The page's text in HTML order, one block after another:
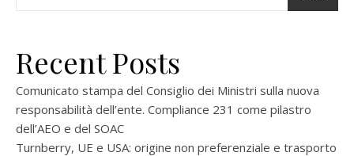
Recent Posts
Comunicato stampa del Consiglio dei Ministri sulla nuova
responsabilità dell’ente. Compliance 231 come pilastro
dell’AEO e del SOAC
Turnberry, UE e USA: origine non preferenziale e trasporto